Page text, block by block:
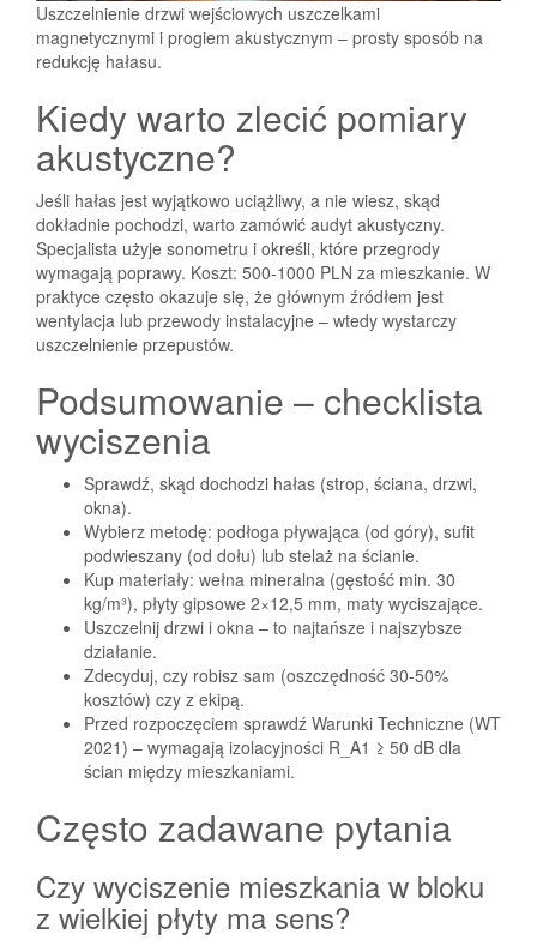
Uszczelnienie drzwi wejściowych uszczelkami
magnetycznymi i progiem akustycznym – prosty sposób na
redukcję hałasu.
Kiedy warto zlecić pomiary
akustyczne?
Jeśli hałas jest wyjątkowo uciążliwy, a nie wiesz, skąd
dokładnie pochodzi, warto zamówić audyt akustyczny.
Specjalista użyje sonometru i określi, które przegrody
wymagają poprawy. Koszt: 500-1000 PLN za mieszkanie. W
praktyce często okazuje się, że głównym źródłem jest
wentylacja lub przewody instalacyjne – wtedy wystarczy
uszczelnienie przepustów.
Podsumowanie – checklista
wyciszenia
Sprawdź, skąd dochodzi hałas (strop, ściana, drzwi,
okna).
Wybierz metodę: podłoga pływająca (od góry), sufit
podwieszany (od dołu) lub stelaż na ścianie.
Kup materiały: wełna mineralna (gęstość min. 30
kg/m³), płyty gipsowe 2×12,5 mm, maty wyciszające.
Uszczelnij drzwi i okna – to najtańsze i najszybsze
działanie.
Zdecyduj, czy robisz sam (oszczędność 30-50%
kosztów) czy z ekipą.
Przed rozpoczęciem sprawdź Warunki Techniczne (WT
2021) – wymagają izolacyjności R_A1 ≥ 50 dB dla
ścian między mieszkaniami.
Często zadawane pytania
Czy wyciszenie mieszkania w bloku
z wielkiej płyty ma sens?